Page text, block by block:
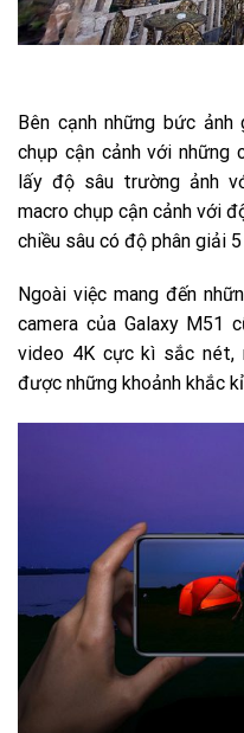
Bên cạnh những bức
chụp cận cảnh với những
lấy độ sâu trường ảnh
macro chụp cận cảnh với
chiều sâu có độ phân giải 5
Ngoài việc mang đến
camera của Galaxy M51
video 4K cực kì sắc nét,
được những khoảnh khắc